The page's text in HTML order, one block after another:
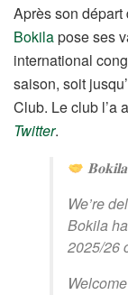
Après son
Bokilapose ses
international
saison, soit
Club. Le club l’a
Twitter.
We’re
Bokila
2025/26